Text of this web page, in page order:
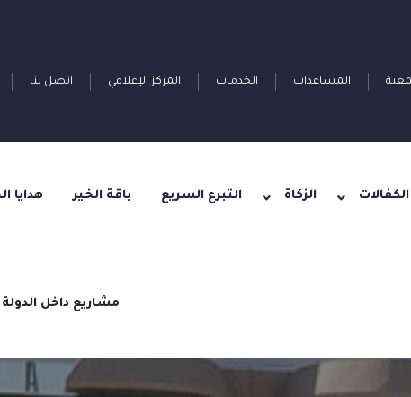
المساعدات الخدمات المركز الإعلامي اتصل بنا
هدايا باقة الخير التبرع السريع الزكاة الكفالات
مشاريع داخل الدولة